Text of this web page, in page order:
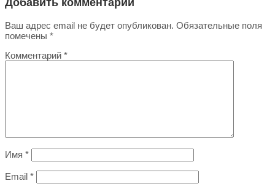
Ваш адрес email не будет опубликован. Обязательные поля
помечены *
Комментарий *
Имя *
Email *